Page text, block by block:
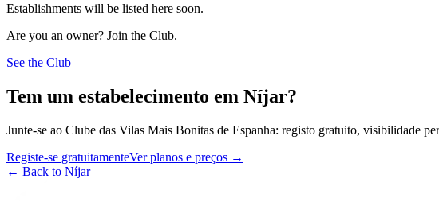
Establishments will be listed here soon.
Are you an owner? Join the Club.
See the Club
Tem um estabelecimento em Níjar?
Junte-se ao Clube das Vilas Mais Bonitas de Espanha: registo gratuito, visibilidade
Registe-se gratuitamenteVer planos e preços →
← Back to Níjar